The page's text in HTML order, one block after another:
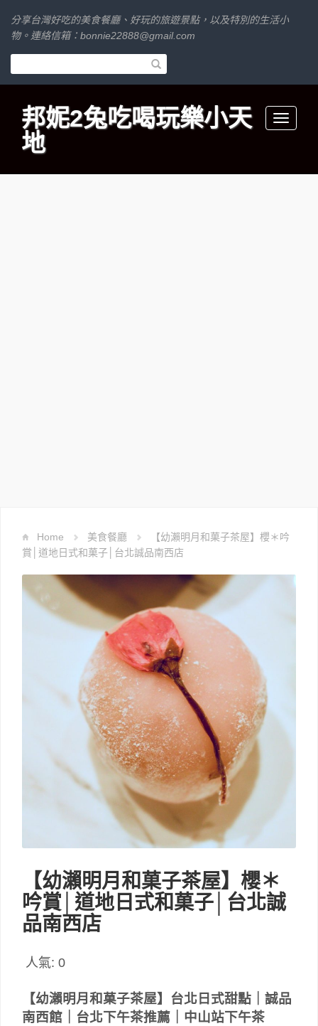
分享台灣好吃的美食餐廳、好玩的旅遊景點，以及特別的生活小
物。連絡信箱： bonnie22888@gmail.com
Toggle
邦妮2兔吃喝玩樂小天
地
Home 美食餐廳
【幼瀨明月和菓子茶屋】櫻＊吟
賞│道地日式和菓子│台北誠品南西店
【幼瀨明月和菓子茶屋】櫻＊
吟賞│道地日式和菓子│台北誠
品南西店
人氣: 0
【幼瀨明月和菓子茶屋】台北日式甜點｜誠品
南西館｜台北下午茶推薦｜中山站下午茶